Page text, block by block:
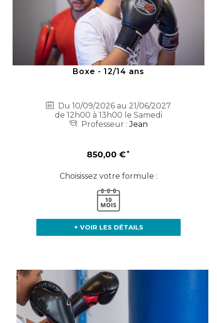
Boxe - 12/14 ans
Du 10/09/2026 au 21/06/2027
de 12h00 à 13h00 le Samedi
Professeur :Jean
850,00 €
Choisissez votre formule :
+ VOIR LES DÉTAILS